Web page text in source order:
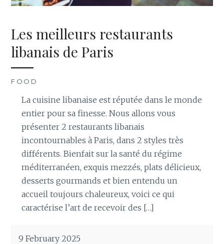
Les meilleurs restaurants
libanais de Paris
FOOD
La cuisine libanaise est réputée dans le monde
entier pour sa finesse. Nous allons vous
présenter 2 restaurants libanais
incontournables à Paris, dans 2 styles très
différents. Bienfait sur la santé du régime
méditerranéen, exquis mezzés, plats délicieux,
desserts gourmands et bien entendu un
accueil toujours chaleureux, voici ce qui
caractérise l’art de recevoir des […]
9 February 2025